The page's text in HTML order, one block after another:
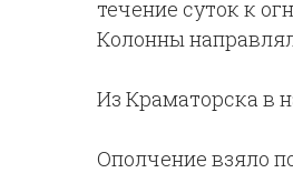
течение суток к
Колонны
Из Краматорска в
Ополчение взяло